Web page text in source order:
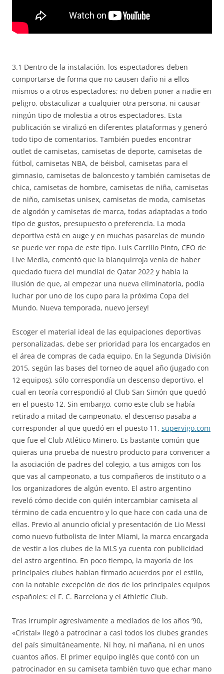
3.1 Dentro de la instalación, los espectadores deben
comportarse de forma que no causen daño ni a ellos
mismos o a otros espectadores; no deben poner a nadie en
peligro, obstaculizar a cualquier otra persona, ni causar
ningún tipo de molestia a otros espectadores. Esta
publicación se viralizó en diferentes plataformas y generó
todo tipo de comentarios. También puedes encontrar
outlet de camisetas, camisetas de deporte, camisetas de
fútbol, camisetas NBA, de béisbol, camisetas para el
gimnasio, camisetas de baloncesto y también camisetas de
chica, camisetas de hombre, camisetas de niña, camisetas
de niño, camisetas unisex, camisetas de moda, camisetas
de algodón y camisetas de marca, todas adaptadas a todo
tipo de gustos, presupuesto o preferencia. La moda
deportiva está en auge y en muchas pasarelas de mundo
se puede ver ropa de este tipo. Luis Carrillo Pinto, CEO de
Live Media, comentó que la blanquirroja venía de haber
quedado fuera del mundial de Qatar 2022 y había la
ilusión de que, al empezar una nueva eliminatoria, podía
luchar por uno de los cupo para la próxima Copa del
Mundo. Nueva temporada, nuevo jersey!
Escoger el material ideal de las equipaciones deportivas
personalizadas, debe ser prioridad para los encargados en
el área de compras de cada equipo. En la Segunda División
2015, según las bases del torneo de aquel año (jugado con
12 equipos), sólo correspondía un descenso deportivo, el
cual en teoría correspondió al Club San Simón que quedó
en el puesto 12. Sin embargo, como este club se había
retirado a mitad de campeonato, el descenso pasaba a
corresponder al que quedó en el puesto 11, supervigo.com
que fue el Club Atlético Minero. Es bastante común que
quieras una prueba de nuestro producto para convencer a
la asociación de padres del colegio, a tus amigos con los
que vas al campeonato, a tus compañeros de instituto o a
los organizadores de algún evento. El astro argentino
reveló cómo decide con quién intercambiar camiseta al
término de cada encuentro y lo que hace con cada una de
ellas. Previo al anuncio oficial y presentación de Lio Messi
como nuevo futbolista de Inter Miami, la marca encargada
de vestir a los clubes de la MLS ya cuenta con publicidad
del astro argentino. En poco tiempo, la mayoría de los
principales clubes habían firmado acuerdos por el estilo,
con la notable excepción de dos de los principales equipos
españoles: el F. C. Barcelona y el Athletic Club.
Tras irrumpir agresivamente a mediados de los años ’90,
«Cristal» llegó a patrocinar a casi todos los clubes grandes
del país simultáneamente. Ni hoy, ni mañana, ni en unos
cuantos años. El primer equipo inglés que contó con un
patrocinador en su camiseta también tuvo que echar mano